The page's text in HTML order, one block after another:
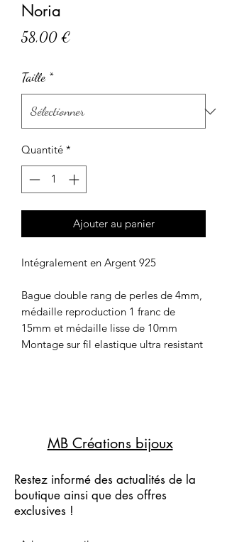
Noria
58,00 €
Taille *
Quantité *
Ajouter au panier
Intégralement en Argent 925
Bague double rang de perles de 4mm,
médaille reproduction 1 franc de
15mm et médaille lisse de 10mm
Montage sur fil elastique ultra resistant
MB Créations bijoux
Restez informé des actualités de la
boutique ainsi que des offres
exclusives !